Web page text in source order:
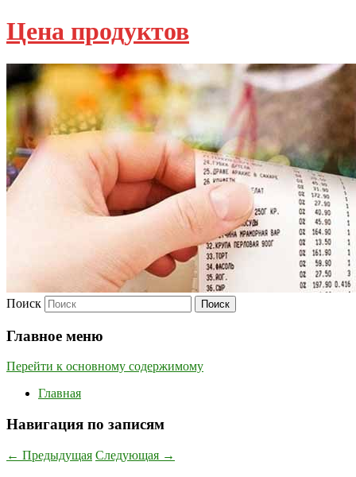
Цена продуктов
Поиск
Главное меню
Перейти к основному содержимому
Главная
Навигация по записям
← Предыдущая Следующая →